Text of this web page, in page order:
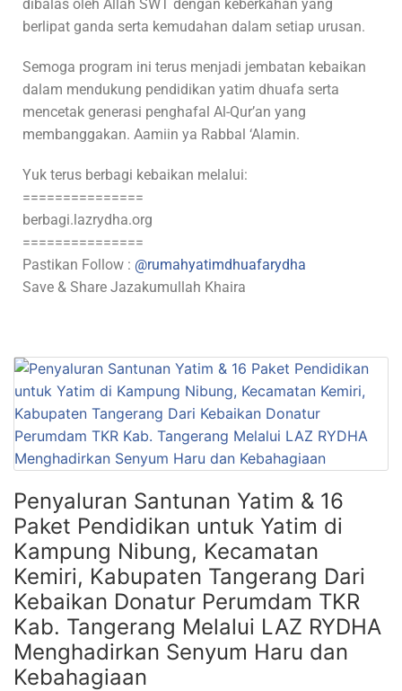
dibalas oleh Allah SWT dengan keberkahan yang
berlipat ganda serta kemudahan dalam setiap urusan.
Semoga program ini terus menjadi jembatan kebaikan
dalam mendukung pendidikan yatim dhuafa serta
mencetak generasi penghafal Al-Qur’an yang
membanggakan. Aamiin ya Rabbal ‘Alamin.
Yuk terus berbagi kebaikan melalui:
===============
berbagi.lazrydha.org
===============
Pastikan Follow : @rumahyatimdhuafarydha
Save & Share Jazakumullah Khaira
Penyaluran Santunan Yatim & 16
Paket Pendidikan untuk Yatim di
Kampung Nibung, Kecamatan
Kemiri, Kabupaten Tangerang Dari
Kebaikan Donatur Perumdam TKR
Kab. Tangerang Melalui LAZ RYDHA
Menghadirkan Senyum Haru dan
Kebahagiaan